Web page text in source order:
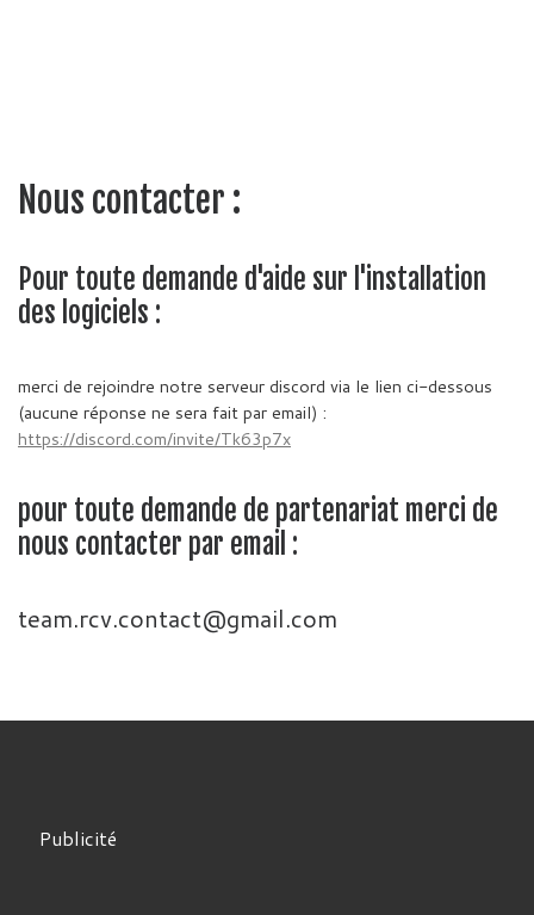
Nous contacter :
Pour toute demande d'aide sur l'installation
des logiciels :
merci de rejoindre notre serveur discord via le lien ci-dessous
(aucune réponse ne sera fait par email) :
https://discord.com/invite/Tk63p7x
pour toute demande de partenariat merci de
nous contacter par email :
team.rcv.contact@gmail.com
Publicité